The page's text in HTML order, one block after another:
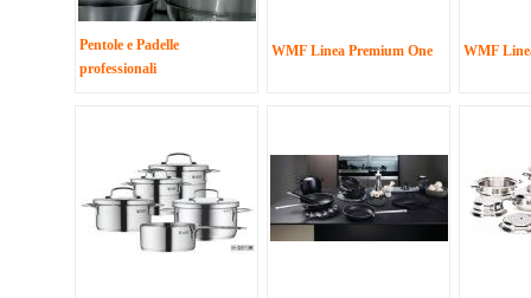
Pentole e Padelle
professionali
WMF Linea Premium One WMF